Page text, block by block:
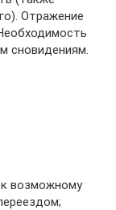
Отражение
сновидениям.
возможному